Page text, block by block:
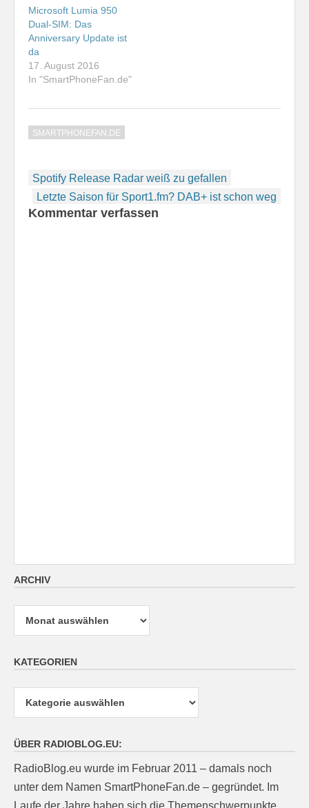
Microsoft Lumia 950
Dual-SIM: Das
Anniversary Update ist
da
17. August 2016
In "SmartPhoneFan.de"
SMARTPHONEFAN.DE
Beitragsnavigation
Spotify Release Radar weiß zu gefallen
Letzte Saison für Sport1.fm? DAB+ ist schon weg
Kommentar verfassen
ARCHIV
Archiv
KATEGORIEN
ÜBER RADIOBLOG.EU:
RadioBlog.eu wurde im Februar 2011 – damals noch
unter dem Namen SmartPhoneFan.de – gegründet. Im
Laufe der Jahre haben sich die Themenschwerpunkte